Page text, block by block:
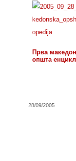
Прва
општа
28/09/2005